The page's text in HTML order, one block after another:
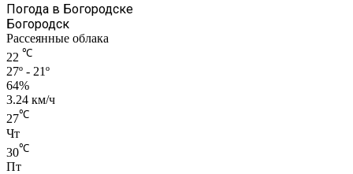
Погода в Богородске
Богородск
Рассеянные облака
22 ℃
27º - 21º
64%
3.24 км/ч
27℃
Чт
30℃
Пт